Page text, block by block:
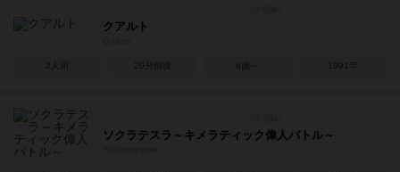
クアルト
2人用 20分前後 6歳～ 1991年
ソクラテスラ～キメラティック偉人バトル～